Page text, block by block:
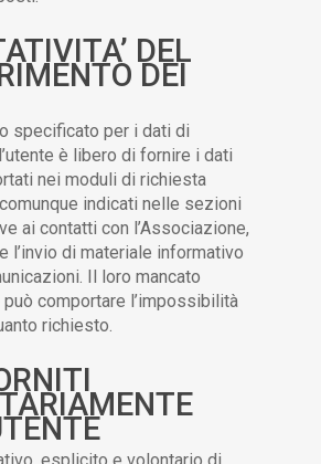
DEL
DEI
specificato per i dati di
è libero di fornire i dati
nei moduli di richiesta
indicati nelle sezioni
ai contatti con l’Associazione,
l’invio di materiale informativo
Il loro mancato
comportare l’impossibilità
richiesto.